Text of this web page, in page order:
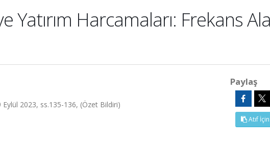
Yatırım Harcamaları: Frekans
2023, ss.135-136, (Özet Bildiri)
Paylaş
Atıf